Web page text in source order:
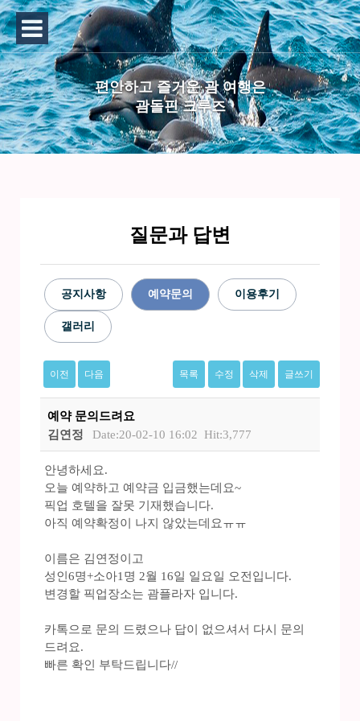
편안하고 즐거운 괌 여행은
괌돌핀 크루즈
질문과 답변
공지사항 예약문의 이용후기
갤러리
이전 다음 목록 수정 삭제 글쓰기
예약 문의드려요
김연정
Date:20-02-10 16:02 Hit:3,777
안녕하세요.
오늘 예약하고 예약금 입금했는데요~
픽업 호텔을 잘못 기재했습니다.
아직 예약확정이 나지 않았는데요ㅠㅠ
이름은 김연정이고
성인6명+소아1명 2월 16일 일요일 오전입니다.
변경할 픽업장소는 괌플라자 입니다.
카톡으로 문의 드렸으나 답이 없으셔서 다시 문의
드려요.
빠른 확인 부탁드립니다//